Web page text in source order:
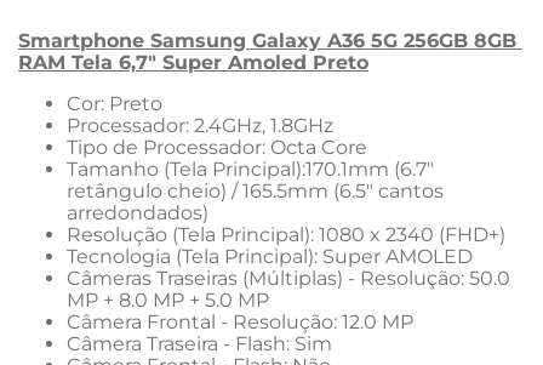
Smartphone Samsung Galaxy A36 5G 256GB 8GB
RAM Tela 6,7" Super Amoled Preto
Cor: Preto
Processador: 2.4GHz, 1.8GHz
Tipo de Processador: Octa Core
Tamanho (Tela Principal):170.1mm (6.7"
retângulo cheio) / 165.5mm (6.5" cantos
arredondados)
Resolução (Tela Principal): 1080 x 2340 (FHD+)
Tecnologia (Tela Principal): Super AMOLED
Câmeras Traseiras (Múltiplas) - Resolução: 50.0
MP + 8.0 MP + 5.0 MP
Câmera Frontal - Resolução: 12.0 MP
Câmera Traseira - Flash: Sim